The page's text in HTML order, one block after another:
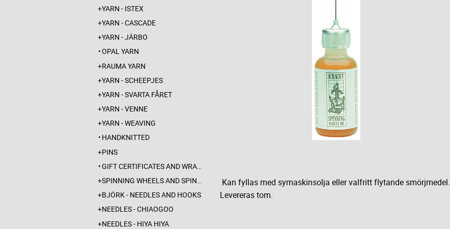
Kan fyllas med symaskinsolja eller valfritt flytande smörjmedel.
Levereras tom.
YARN - ISTEX
YARN - CASCADE
YARN - JÄRBO
OPAL YARN
RAUMA YARN
YARN - SCHEEPJES
YARN - SVARTA FÅRET
YARN - VENNE
YARN - WEAVING
HANDKNITTED
PINS
GIFT CERTIFICATES AND WRAPPINGS
SPINNING WHEELS AND SPINDLES
BJÖRK - NEEDLES AND HOOKS
NEEDLES - CHIAOGOO
NEEDLES - HIYA HIYA